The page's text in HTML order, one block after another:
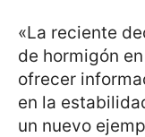
«La reciente
de hormigón
ofrecer
en la
un nuevo